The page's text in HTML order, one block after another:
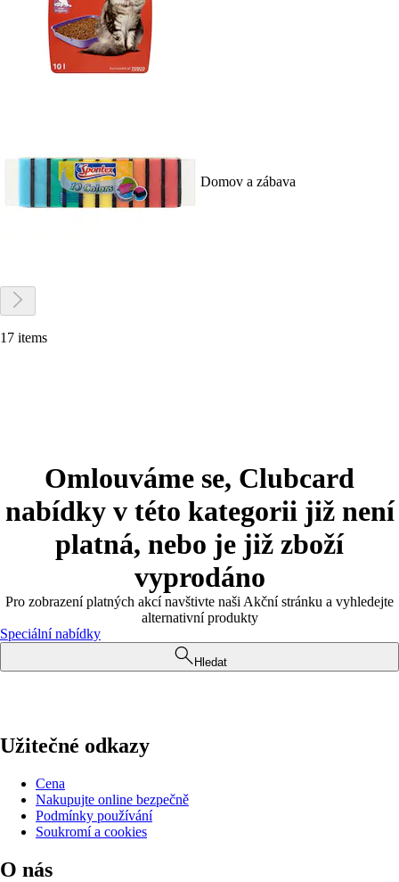
Domov a zábava
17 items
Omlouváme se, Clubcard
nabídky v této kategorii již není
platná, nebo je již zboží
vyprodáno
Pro zobrazení platných akcí navštivte naši Akční stránku a vyhledejte
alternativní produkty
Speciální nabídky
Hledat
Užitečné odkazy
Cena
Nakupujte online bezpečně
Podmínky používání
Soukromí a cookies
O nás